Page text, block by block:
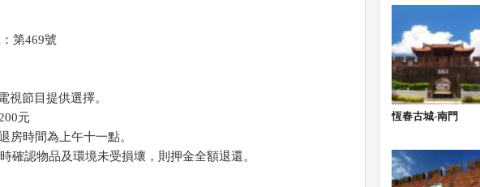
第469號
視節目提供選擇。
元
房時間為上午十一點。
確認物品及環境未受損壞，則押金全額退還。
恆春古城-南門